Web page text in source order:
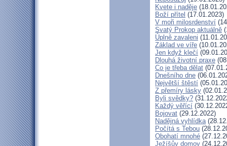
Kvete i naděje
Boží přítel (17.01.2023)
V moři milosrdenství
Svatý Prokop aktuálně
Úplně zavaleni
Základ ve víře
Jen když klečí
Dlouhá životní praxe
Co je třeba dělat
Dnešního dne
Největší štěstí
Z přemíry lásky
Byli svědky?
Každý věřící
Bojovat (29.12.2022)
Nadějná vyhlídka
Počítá s Tebou
Obohatí mnohé
Ježíšův domov